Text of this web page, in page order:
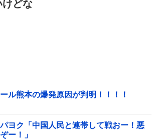
けどな
ル熊本の爆発原因が判明！！！！
ヨク「中国人民と連帯して戦おー！悪
ー！」